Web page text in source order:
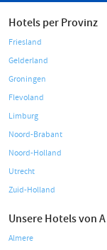
Hotels per Provinz
Friesland
Gelderland
Groningen
Flevoland
Limburg
Noord-Brabant
Noord-Holland
Utrecht
Zuid-Holland
Unsere Hotels von
Almere